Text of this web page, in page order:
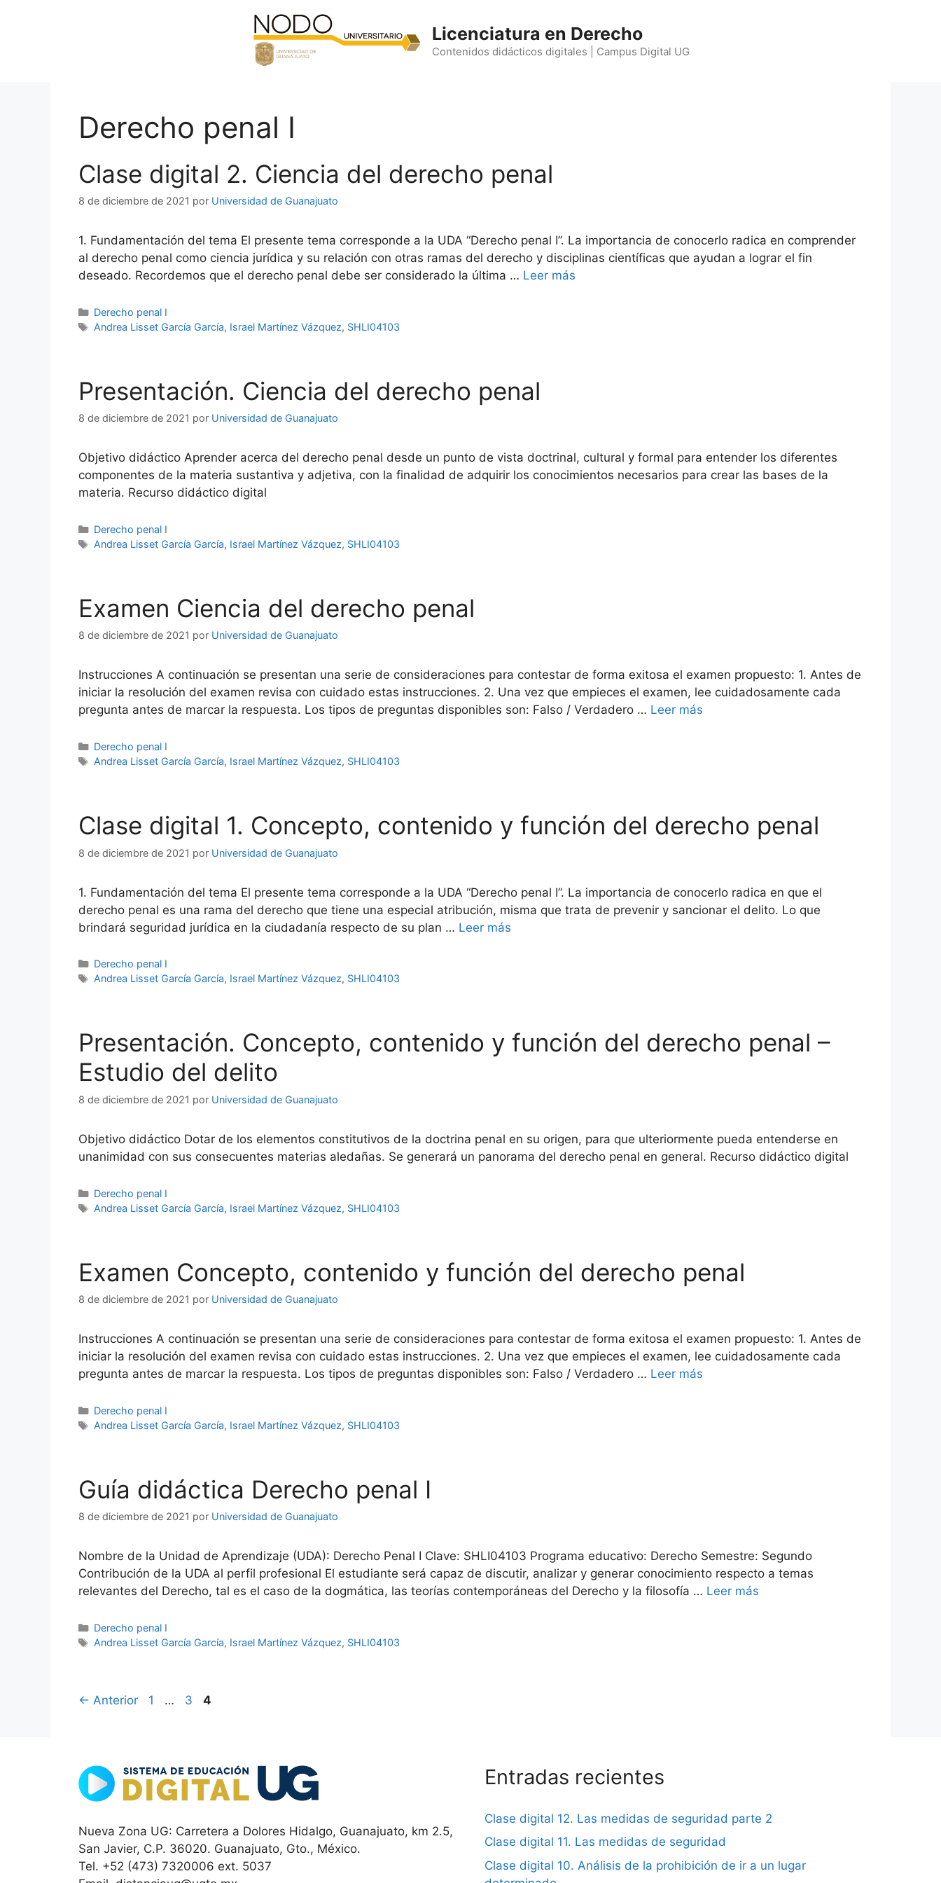
Licenciatura en Derecho
Contenidos didácticos digitales | Campus Digital UG
Derecho penal I
Clase digital 2. Ciencia del derecho penal
8 de diciembre de 2021 por Universidad de Guanajuato
1. Fundamentación del tema El presente tema corresponde a la UDA “Derecho penal I”. La importancia de conocerlo radica en comprender
al derecho penal como ciencia jurídica y su relación con otras ramas del derecho y disciplinas científicas que ayudan a lograr el fin
deseado. Recordemos que el derecho penal debe ser considerado la última … Leer más
Categorías
Derecho penal I
Etiquetas
Andrea Lisset García García, Israel Martínez Vázquez, SHLI04103
Presentación. Ciencia del derecho penal
8 de diciembre de 2021 por Universidad de Guanajuato
Objetivo didáctico Aprender acerca del derecho penal desde un punto de vista doctrinal, cultural y formal para entender los diferentes
componentes de la materia sustantiva y adjetiva, con la finalidad de adquirir los conocimientos necesarios para crear las bases de la
materia. Recurso didáctico digital
Categorías
Derecho penal I
Etiquetas
Andrea Lisset García García, Israel Martínez Vázquez, SHLI04103
Examen Ciencia del derecho penal
8 de diciembre de 2021 por Universidad de Guanajuato
Instrucciones A continuación se presentan una serie de consideraciones para contestar de forma exitosa el examen propuesto: 1. Antes de
iniciar la resolución del examen revisa con cuidado estas instrucciones. 2. Una vez que empieces el examen, lee cuidadosamente cada
pregunta antes de marcar la respuesta. Los tipos de preguntas disponibles son: Falso / Verdadero … Leer más
Categorías
Derecho penal I
Etiquetas
Andrea Lisset García García, Israel Martínez Vázquez, SHLI04103
Clase digital 1. Concepto, contenido y función del derecho penal
8 de diciembre de 2021 por Universidad de Guanajuato
1. Fundamentación del tema El presente tema corresponde a la UDA “Derecho penal I”. La importancia de conocerlo radica en que el
derecho penal es una rama del derecho que tiene una especial atribución, misma que trata de prevenir y sancionar el delito. Lo que
brindará seguridad jurídica en la ciudadanía respecto de su plan … Leer más
Categorías
Derecho penal I
Etiquetas
Andrea Lisset García García, Israel Martínez Vázquez, SHLI04103
Presentación. Concepto, contenido y función del derecho penal –
Estudio del delito
8 de diciembre de 2021 por Universidad de Guanajuato
Objetivo didáctico Dotar de los elementos constitutivos de la doctrina penal en su origen, para que ulteriormente pueda entenderse en
unanimidad con sus consecuentes materias aledañas. Se generará un panorama del derecho penal en general. Recurso didáctico digital
Categorías
Derecho penal I
Etiquetas
Andrea Lisset García García, Israel Martínez Vázquez, SHLI04103
Examen Concepto, contenido y función del derecho penal
8 de diciembre de 2021 por Universidad de Guanajuato
Instrucciones A continuación se presentan una serie de consideraciones para contestar de forma exitosa el examen propuesto: 1. Antes de
iniciar la resolución del examen revisa con cuidado estas instrucciones. 2. Una vez que empieces el examen, lee cuidadosamente cada
pregunta antes de marcar la respuesta. Los tipos de preguntas disponibles son: Falso / Verdadero … Leer más
Categorías
Derecho penal I
Etiquetas
Andrea Lisset García García, Israel Martínez Vázquez, SHLI04103
Guía didáctica Derecho penal I
8 de diciembre de 2021 por Universidad de Guanajuato
Nombre de la Unidad de Aprendizaje (UDA): Derecho Penal I Clave: SHLI04103 Programa educativo: Derecho Semestre: Segundo
Contribución de la UDA al perfil profesional El estudiante será capaz de discutir, analizar y generar conocimiento respecto a temas
relevantes del Derecho, tal es el caso de la dogmática, las teorías contemporáneas del Derecho y la filosofía … Leer más
Categorías
Derecho penal I
Etiquetas
Andrea Lisset García García, Israel Martínez Vázquez, SHLI04103
← Anterior Página
1 … Página
3 Página
4
Nueva Zona UG: Carretera a Dolores Hidalgo, Guanajuato, km 2.5,
San Javier, C.P. 36020. Guanajuato, Gto., México.
Tel. +52 (473) 7320006 ext. 5037
Entradas recientes
Clase digital 12. Las medidas de seguridad parte 2
Clase digital 11. Las medidas de seguridad
Clase digital 10. Análisis de la prohibición de ir a un lugar